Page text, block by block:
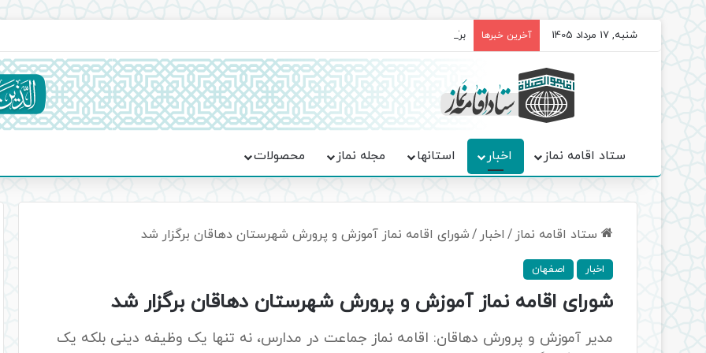
شنبه, 17 مرداد 1405 آخرین خبرها برگزاری باشکوه نمازهای جماعت در موکب فاطمه الزهرا (س)
ستاد اقامه نماز اخبار استانها مجله نماز محصولات
ستاد اقامه نماز / اخبار /شورای اقامه نماز آموزش و پرورش شهرستان دهاقان برگزار شد
اخبار اصفهان
شورای اقامه نماز آموزش و پرورش شهرستان دهاقان برگزار شد
مدیر آموزش و پرورش دهاقان: اقامه نماز جماعت در مدارس، نه تنها یک وظیفه دینی بلکه یک